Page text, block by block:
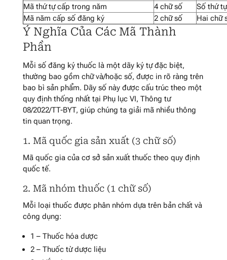
Mã thứ tự cấp trong năm
4 chữ số
Số thứ
Mã năm cấp số đăng ký
2 chữ số Hai chữ
Ý Nghĩa Của Các Mã Thành
Phần
Mỗi số đăng ký thuốc là một dãy ký tự đặc biệt,
thường bao gồm chữ và/hoặc số, được in rõ ràng trên
bao bì sản phẩm. Dãy số này được cấu trúc theo một
quy định thống nhất tại Phụ lục VI, Thông tư
08/2022/TT-BYT, giúp chúng ta giải mã nhiều thông
tin quan trọng.
1. Mã quốc gia sản xuất (3 chữ số)
Mã quốc gia của cơ sở sản xuất thuốc theo quy định
quốc tế.
2. Mã nhóm thuốc (1 chữ số)
Mỗi loại thuốc được phân nhóm dựa trên bản chất và
công dụng:
1 – Thuốc hóa dược
2 – Thuốc từ dược liệu